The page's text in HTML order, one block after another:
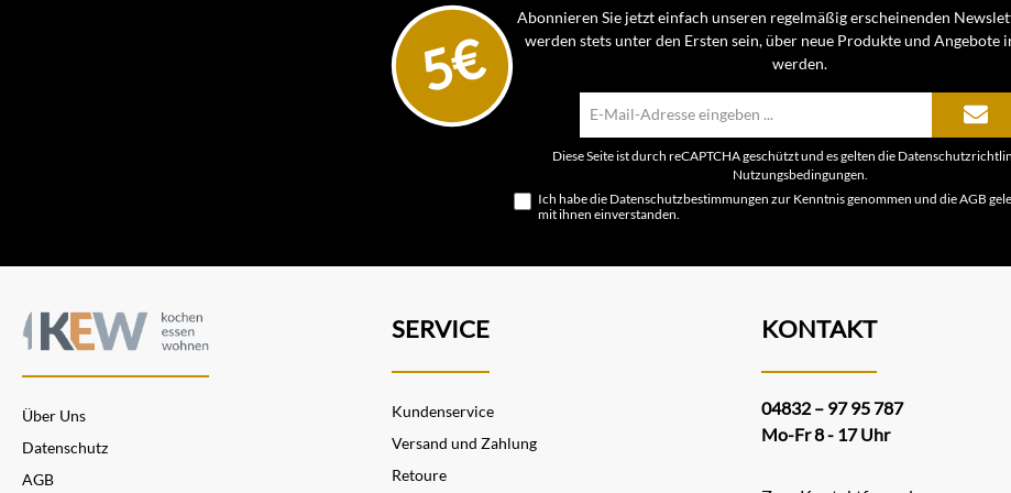
5€
Abonnieren Sie jetzt einfach unseren regelmäßig erscheinenden
werden stets unter den Ersten sein, über neue Produkte und Angebote
werden.
Mail-
Adresse*
Diese Seite ist durch reCAPTCHA geschützt und es gelten die
Nutzungsbedingungen
Ich habe die Datenschutzbestimmungen zur Kenntnis genommen und dieAGB
mit ihnen einverstanden.
Über Uns
Datenschutz
AGB
SERVICE
Kundenservice
Versand und Zahlung
Retoure
KONTAKT
04832 – 97 95 787
Mo-Fr 8 - 17 Uhr